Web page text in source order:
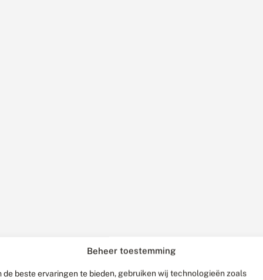
Beheer toestemming
de beste ervaringen te bieden, gebruiken wij technologieën zoals